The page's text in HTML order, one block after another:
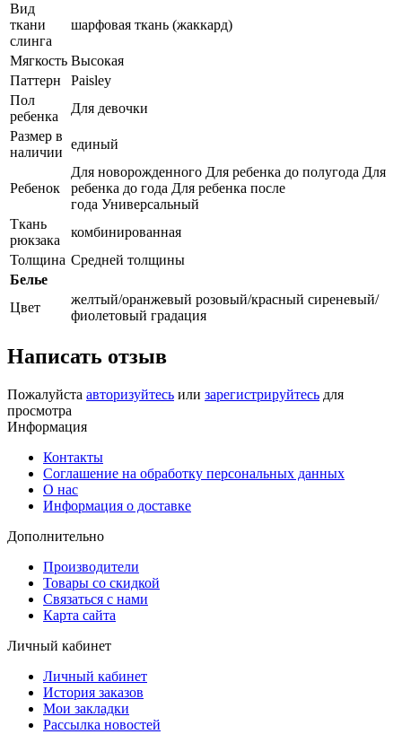
Вид
ткани
слинга
шарфовая ткань (жаккард)
Мягкость Высокая
Паттерн
Paisley
Пол
ребенка
Для девочки
Размер в
наличии
единый
Ребенок
Для новорожденного Для ребенка до полугода Для
ребенка до года Для ребенка после
года Универсальный
Ткань
рюкзака
комбинированная
Толщина Средней толщины
Белье
Цвет
желтый/оранжевый розовый/красный сиреневый/
фиолетовый градация
Написать отзыв
Пожалуйста авторизуйтесь или зарегистрируйтесь для
просмотра
Информация
Контакты
Соглашение на обработку персональных данных
О нас
Информация о доставке
Дополнительно
Производители
Товары со скидкой
Связаться с нами
Карта сайта
Личный кабинет
Личный кабинет
История заказов
Мои закладки
Рассылка новостей